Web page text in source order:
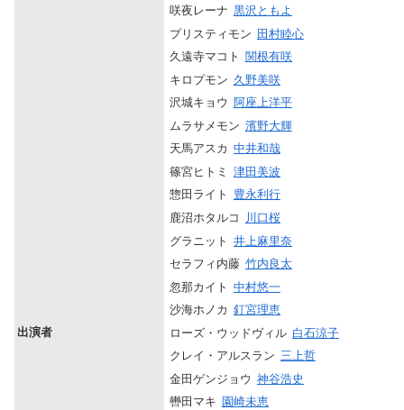
出演者
咲夜レーナ 黒沢ともよ
プリスティモン 田村睦心
久遠寺マコト
関根有咲
キロプモン 久野美咲
沢城キョウ 阿座上洋平
ムラサメモン 濱野大輝
天馬アスカ 中井和哉
篠宮ヒトミ
津田美波
惣田ライト
豊永利行
鹿沼ホタルコ
川口桜
グラニット 井上麻里奈
セラフィ内藤 竹内良太
忽那カイト 中村悠一
沙海ホノカ 釘宮理恵
ローズ・ウッドヴィル 白石涼子
クレイ・アルスラン 三上哲
金田ゲンジョウ 神谷浩史
轡田マキ 園崎未恵